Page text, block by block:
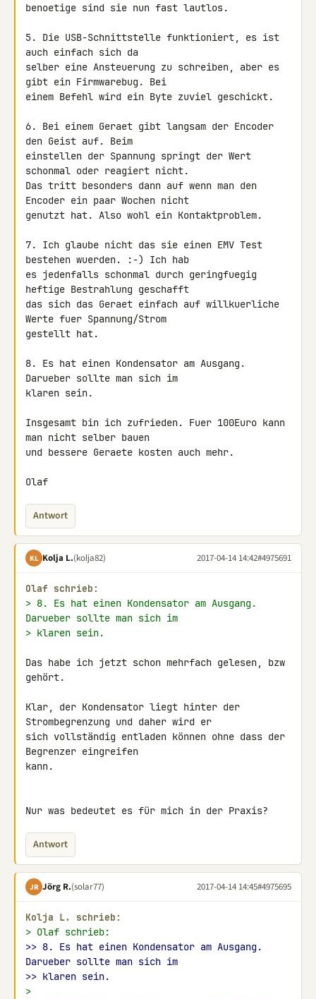
benoetige sind sie nun fast lautlos.
5. Die USB-Schnittstelle funktioniert, es ist
auch einfach sich da
selber eine Ansteuerung zu schreiben, aber es
gibt ein Firmwarebug. Bei
einem Befehl wird ein Byte zuviel geschickt.
6. Bei einem Geraet gibt langsam der Encoder
den Geist auf. Beim
einstellen der Spannung springt der Wert
schonmal oder reagiert nicht.
Das tritt besonders dann auf wenn man den
Encoder ein paar Wochen nicht
genutzt hat. Also wohl ein Kontaktproblem.
7. Ich glaube nicht das sie einen EMV Test
bestehen wuerden. :-) Ich hab
es jedenfalls schonmal durch geringfuegig
heftige Bestrahlung geschafft
das sich das Geraet einfach auf willkuerliche
Werte fuer Spannung/Strom
gestellt hat.
8. Es hat einen Kondensator am Ausgang.
Darueber sollte man sich im
klaren sein.
Insgesamt bin ich zufrieden. Fuer 100Euro kann
man nicht selber bauen
und bessere Geraete kosten auch mehr.
Olaf
Antwort
KL Kolja L.(kolja82) 2017-04-14 14:42#4975691
Olaf schrieb:
> 8. Es hat einen Kondensator am Ausgang.
Darueber sollte man sich im
> klaren sein.
Das habe ich jetzt schon mehrfach gelesen, bzw
gehört.
Klar, der Kondensator liegt hinter der
Strombegrenzung und daher wird er
sich vollständig entladen können ohne dass der
Begrenzer eingreifen
kann.
Nur was bedeutet es für mich in der Praxis?
Antwort
JR Jörg R.(solar77) 2017-04-14 14:45#4975695
Kolja L. schrieb:
> Olaf schrieb:
>> 8. Es hat einen Kondensator am Ausgang.
Darueber sollte man sich im
>> klaren sein.
>